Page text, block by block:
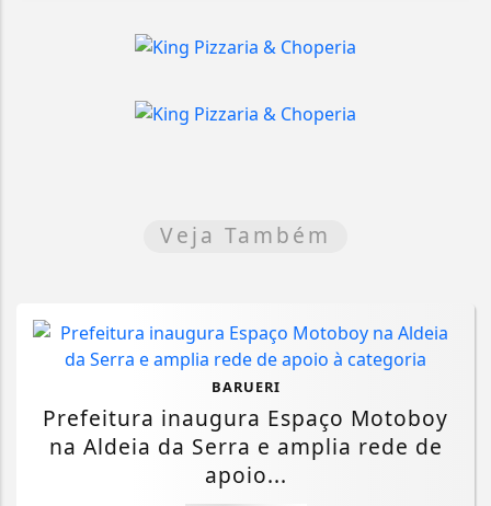
Veja Também
BARUERI
Prefeitura inaugura Espaço Motoboy
na Aldeia da Serra e amplia rede de
apoio...